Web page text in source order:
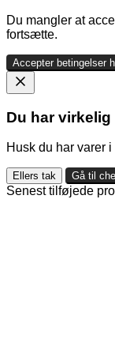
Du mangler at
fortsætte.
Accepter betingelser
Du har
Husk du har varer i
Ellers tak Gå til
Senest tilføjede